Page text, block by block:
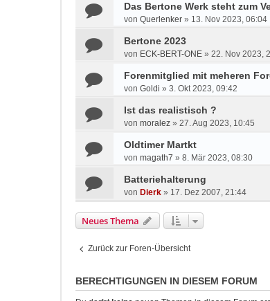
Das Bertone Werk steht zum
von Querlenker » 13. Nov 2023, 06:04
Bertone 2023
von ECK-BERT-ONE » 22. Nov 2023,
Forenmitglied mit meheren
von Goldi » 3. Okt 2023, 09:42
Ist das realistisch ?
von moralez » 27. Aug 2023, 10:45
Oldtimer Martkt
von magath7 » 8. Mär 2023, 08:30
Batteriehalterung
von Dierk » 17. Dez 2007, 21:44
Neues Thema
Zurück zur Foren-Übersicht
BERECHTIGUNGEN IN DIESEM FORUM